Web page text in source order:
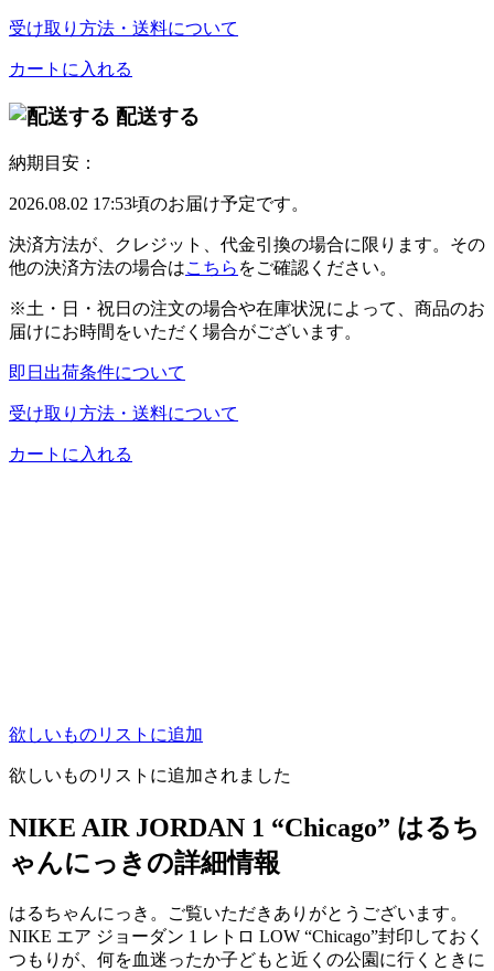
受け取り方法・送料について
カートに入れる
配送する
納期目安：
2026.08.02 17:53頃のお届け予定です。
決済方法が、クレジット、代金引換の場合に限ります。その
他の決済方法の場合はこちら をご確認ください。
※土・日・祝日の注文の場合や在庫状況によって、商品のお
届けにお時間をいただく場合がございます。
即日出荷条件について
受け取り方法・送料について
カートに入れる
欲しいものリストに追加
欲しいものリストに追加されました
NIKE AIR JORDAN 1 “Chicago” はるち
ゃんにっきの詳細情報
はるちゃんにっき。ご覧いただきありがとうございます。
NIKE エア ジョーダン 1 レトロ LOW “Chicago”封印しておく
つもりが、何を血迷ったか子どもと近くの公園に行くときに